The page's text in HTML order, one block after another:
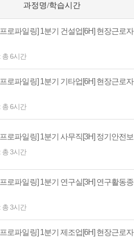
과정명/학습시간
로파일링] 1분기 건설업[6H] 현장근로
총 6시간
로파일링] 1분기 기타업[6H] 현장근로
총 6시간
로파일링] 1분기 사무직[3H] 정기안전
총 3시간
로파일링] 1분기 연구실[3H] 연구활동
총 3시간
로파일링] 1분기 제조업[6H] 현장근로